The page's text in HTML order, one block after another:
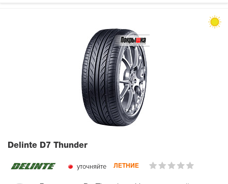
Delinte D7 Thunder
уточняйте ЛЕТНИЕ